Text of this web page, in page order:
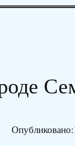
Опубликовано: